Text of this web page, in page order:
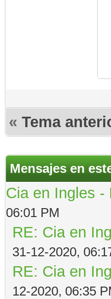
« Tema
Mensajes en
Cia en Ingles -
06:01 PM
RE: Cia en
31-12-2020,
RE: Cia en
12-2020, 06:35